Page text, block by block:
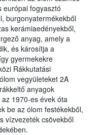
európai fogyasztó
burgonyatermékekből
kerámiaedényekből,
anyag, amely a
és károsítja a
gyermekekre
Rákkutatási
vegyületeket 2A
anyagok
1970-es évek óta
be az ólom festékekből,
vízvezeték csövekből